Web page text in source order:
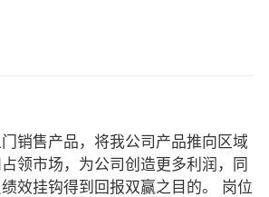
销售产品，将我公司产品推向区域
领市场，为公司创造更多利润，同
效挂钩得到回报双赢之目的。 岗位